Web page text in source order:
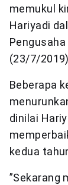
memukul
Hariyadi
(23/7/
Beberapa
dinilai
kedua
”Sekarang